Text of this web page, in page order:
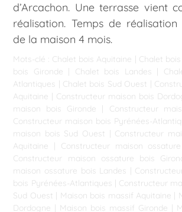
d’Arcachon. Une terrasse vient
réalisation. Temps de réalisation
de la maison 4 mois.
Mots-clé : Chalet bois Aquitaine | Chalet
bois Gironde | Chalet bois Landes |
Atlantiques | Chalet bois Sud Ouest |
Aquitaine | Constructeur maison bois
maison bois Gironde | Constructeur
Constructeur maison bois Pyrénées-
maison bois Sud Ouest | Constructeur
Aquitaine | Constructeur maison
Constructeur maison ossature bois
maison ossature bois Landes |
bois Pyrénées-Atlantiques | Constructeur
Sud Ouest | Maison bois massif Aquitaine |
Dordogne | Maison bois massif Gironde |